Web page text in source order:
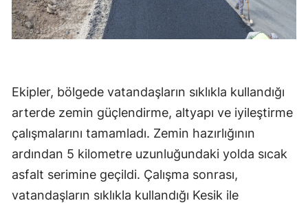
Ekipler, bölgede vatandaşların sıklıkla kullandığı
arterde zemin güçlendirme, altyapı ve iyileştirme
çalışmalarını tamamladı. Zemin hazırlığının
ardından 5 kilometre uzunluğundaki yolda sıcak
asfalt serimine geçildi. Çalışma sonrası,
vatandaşların sıklıkla kullandığı Kesik ile